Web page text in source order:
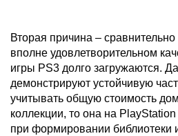
Вторая причина –
вполне удовлетворительном
игры PS3 долго загружаются.
демонстрируют устойчивую
учитывать общую стоимость
коллекции, то она на
при формировании библиотеки